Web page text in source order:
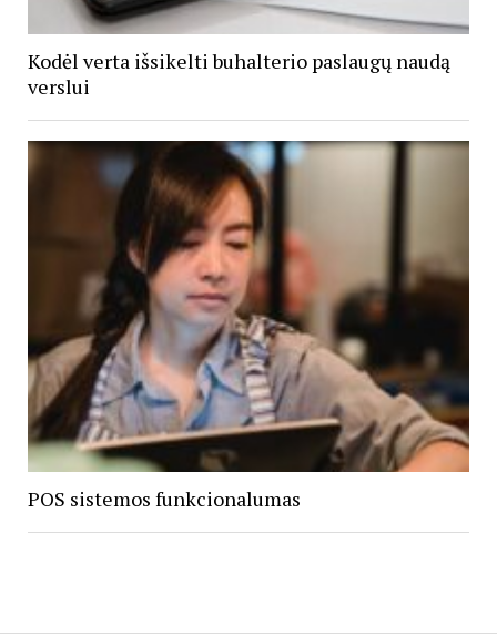
Kodėl verta išsikelti buhalterio paslaugų naudą
verslui
POS sistemos funkcionalumas